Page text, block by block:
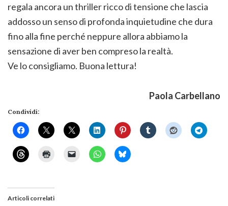
regala ancora un thriller ricco di tensione che lascia
addosso un senso di profonda inquietudine che dura
fino alla fine perché neppure allora abbiamo la
sensazione di aver ben compreso la realtà.
Ve lo consigliamo. Buona lettura!
Paola Carbellano
Condividi:
Articoli correlati